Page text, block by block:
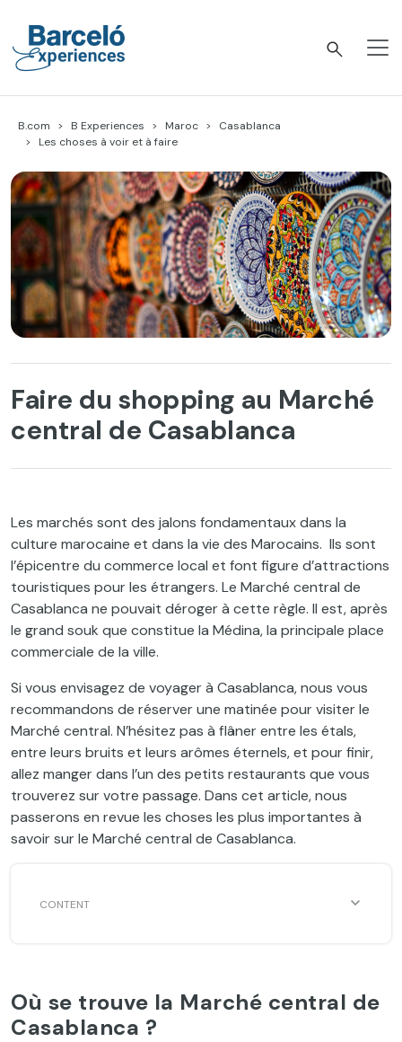
contenu
B.com B Experiences Maroc
Casablanca
Les choses à voir et à faire
Faire du shopping au Marché
central de Casablanca
Les marchés sont des jalons fondamentaux dans la
culture marocaine et dans la vie des Marocains. Ils sont
l’épicentre du commerce local et font figure d’attractions
touristiques pour les étrangers. Le Marché central de
Casablanca ne pouvait déroger à cette règle. Il est, après
le grand souk que constitue la Médina, la principale place
commerciale de la ville.
Si vous envisagez de voyager à Casablanca, nous vous
recommandons de réserver une matinée pour visiter le
Marché central. N’hésitez pas à flâner entre les étals,
entre leurs bruits et leurs arômes éternels, et pour finir,
allez manger dans l’un des petits restaurants que vous
trouverez sur votre passage. Dans cet article, nous
passerons en revue les choses les plus importantes à
savoir sur le Marché central de Casablanca.
Où se trouve la Marché central de
Casablanca ?